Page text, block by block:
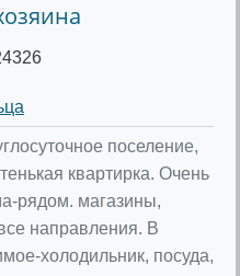
поселение,
квартирка. Очень
рядом. магазины,
направления. В
холодильник, посуда,